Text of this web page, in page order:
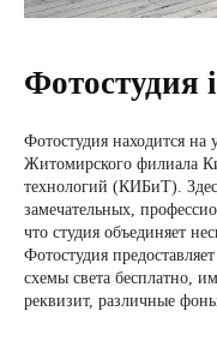
Фотостудия
Фотостудия находится
Житомирского филиала
технологий (КИБиТ).
замечательных,
что студия объединяет
Фотостудия
схемы света бесплатно,
реквизит, различные